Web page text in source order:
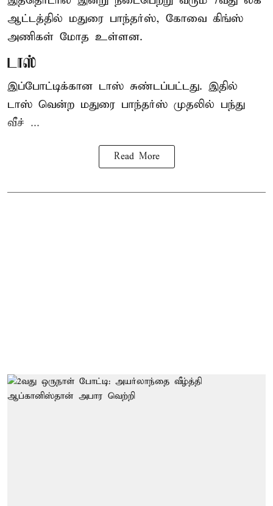
ஆட்டத்தில் மதுரை பாந்தர்ஸ், கோவை கிங்ஸ்
அணிகள் மோத உள்ளன.
டாஸ்
இப்போட்டிக்கான டாஸ் சுண்டப்பட்டது. இதில்
டாஸ் வென்ற மதுரை பாந்தர்ஸ் முதலில் பந்து
வீச் ...
Read More